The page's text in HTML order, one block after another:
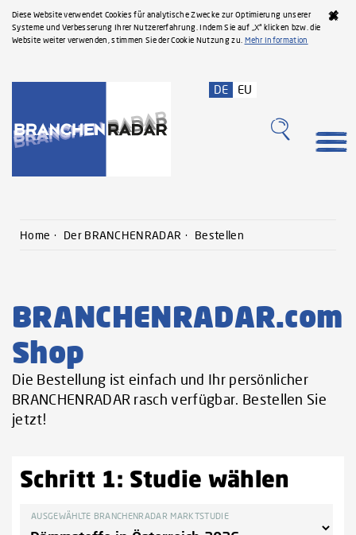
Diese Website verwendet Cookies für analytische Zwecke zur Optimierung unserer
Systeme und Verbesserung Ihrer Nutzererfahrung. Indem Sie auf „X“ klicken bzw. die
Website weiter verwenden, stimmen Sie der Cookie Nutzung zu. Mehr Information
DE EU
Home Der BRANCHENRADAR Bestellen
BRANCHENRADAR.com
Shop
Die Bestellung ist einfach und Ihr persönlicher
BRANCHENRADAR rasch verfügbar. Bestellen Sie
jetzt!
Schritt 1: Studie wählen
AUSGEWÄHLTE BRANCHENRADAR MARKTSTUDIE